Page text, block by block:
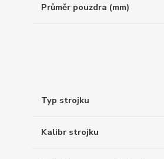
Průměr pouzdra (mm)
Typ strojku
Kalibr strojku